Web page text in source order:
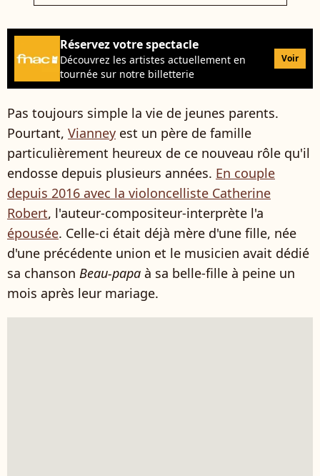
Réservez votre spectacle
Découvrez les artistes actuellement en
tournée sur notre billetterie
Voir
Pas toujours simple la vie de jeunes parents.
Pourtant, Vianney est un père de famille
particulièrement heureux de ce nouveau rôle qu'il
endosse depuis plusieurs années. En couple
depuis 2016 avec la violoncelliste Catherine
Robert, l'auteur-compositeur-interprète l'a
épousée. Celle-ci était déjà mère d'une fille, née
d'une précédente union et le musicien avait dédié
sa chanson Beau-papa à sa belle-fille à peine un
mois après leur mariage.